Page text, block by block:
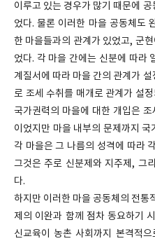
이루고 있는 경우가 많기 때문에
었다.물론 이러한 마을 공동체도
한 마을들과의 관계가 있었고, 군
었다. 각 마을 간에는 신분에 따라
계질서에 따라 마을 간의 관계가 설
로 조세 수취를 매개로 관계가 설
국가권력의 마을에 대한 개입은
이었지만 마을 내부의 문제까지
각 마을은 그 나름의 성격에 따라
그것은 주로 신분제와 지주제, 그
다.
하지만 이러한 마을 공동체의 전통
제의 이완과 함께 점차 동요하기
신교육이 농촌 사회까지 본격적